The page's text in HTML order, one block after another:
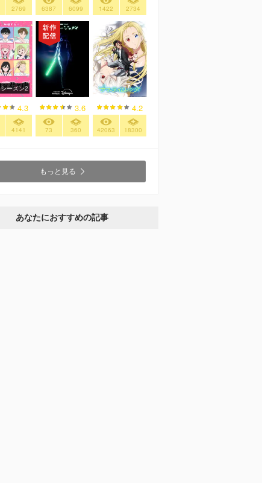
2769 6387 6099 1422 2734
シーズン2
4.3
4141
3.6
73 360
4.2
42063 18300
もっと見る
あなたにおすすめの記事